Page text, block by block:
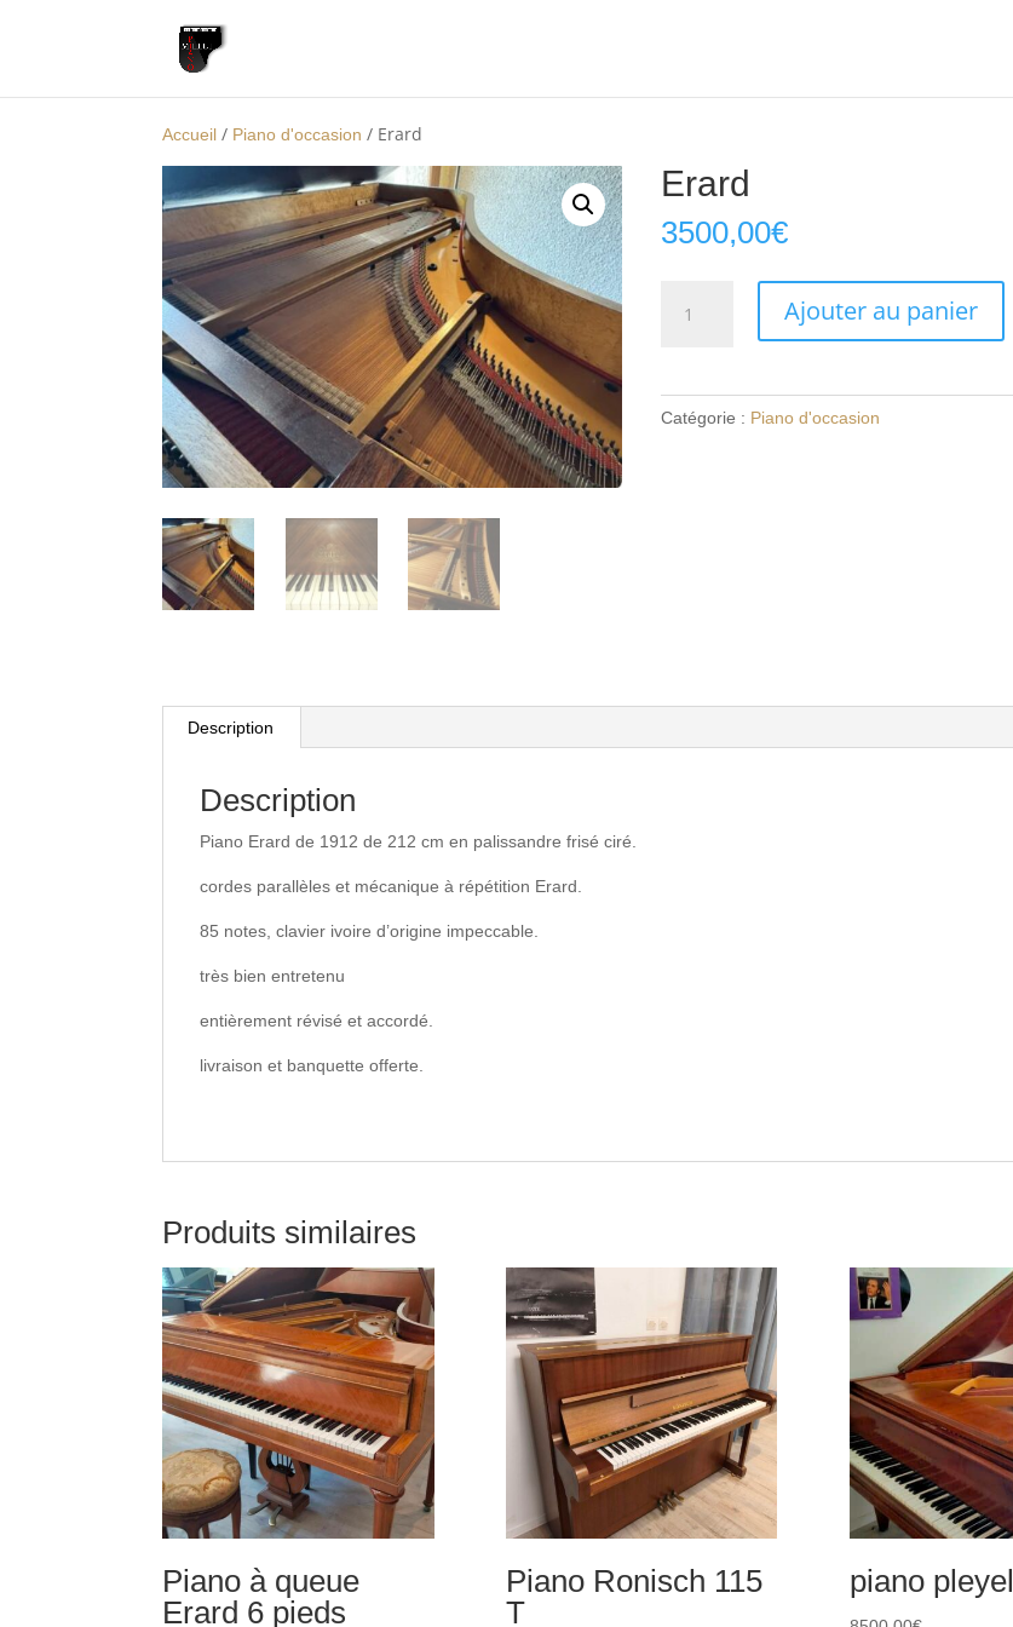
Accueil / Piano d'occasion / Erard
Erard
3500,00€
Ajouter au panier
Catégorie : Piano d'occasion
Description
Description
Piano Erard de 1912 de 212 cm en palissandre frisé ciré.
cordes parallèles et mécanique à répétition Erard.
85 notes, clavier ivoire d’origine impeccable.
très bien entretenu
entièrement révisé et accordé.
livraison et banquette offerte.
Produits similaires
Piano à queue
Erard 6 pieds
Piano Ronisch 115
T
piano pleyel